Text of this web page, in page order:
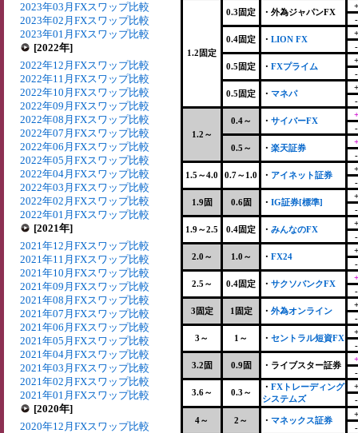
2023年03月FXスワップ比較
2023年02月FXスワップ比較
2023年01月FXスワップ比較
[2022年]
2022年12月FXスワップ比較
2022年11月FXスワップ比較
2022年10月FXスワップ比較
2022年09月FXスワップ比較
2022年08月FXスワップ比較
2022年07月FXスワップ比較
2022年06月FXスワップ比較
2022年05月FXスワップ比較
2022年04月FXスワップ比較
2022年03月FXスワップ比較
2022年02月FXスワップ比較
2022年01月FXスワップ比較
[2021年]
2021年12月FXスワップ比較
2021年11月FXスワップ比較
2021年10月FXスワップ比較
2021年09月FXスワップ比較
2021年08月FXスワップ比較
2021年07月FXスワップ比較
2021年06月FXスワップ比較
2021年05月FXスワップ比較
2021年04月FXスワップ比較
2021年03月FXスワップ比較
2021年02月FXスワップ比較
2021年01月FXスワップ比較
[2020年]
2020年12月FXスワップ比較
1.2固定
0.3固定 ・ 外為ジャパンFX
0.4固定 ・ LION FX
0.5固定 ・ FXプライム
0.5固定 ・ マネパ
1.2～
0.4～ ・ サイバーFX
0.5～ ・ 楽天証券
1.5～4.0 0.7～1.0 ・ アイネット証券
1.9固 0.6固 ・ IG証券[標準]
1.9～2.5 0.4固定 ・ みんなのFX
2.0～ 1.0～ ・ FX24
2.5～ 0.4固定 ・ サクソバンクFX
3固定 1固定 ・ 外為オンライン
3～ 1～ ・ セントラル短資FX
3.2固 0.9固 ・ライブスター証券
3.6～ 0.3～
・ FXトレーディング
システムズ
4～ 2～ ・ マネックス証券